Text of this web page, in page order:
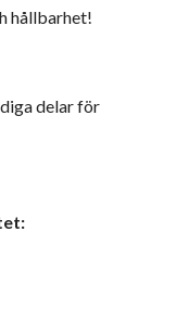
hållbarhet!
delar för